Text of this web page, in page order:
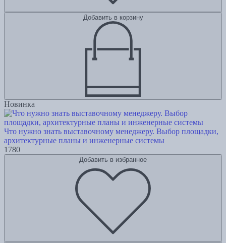
Добавить в корзину
Новинка
Что нужно знать выставочному менеджеру. Выбор площадки,
архитектурные планы и инженерные системы
1780
Добавить в избранное